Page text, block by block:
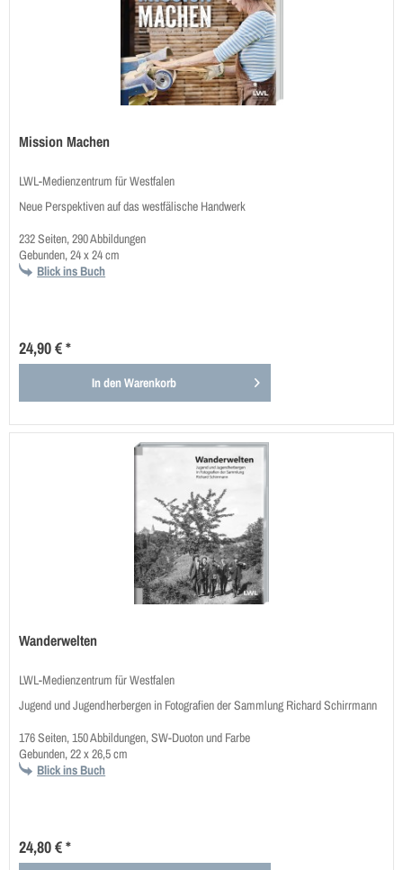
Mission Machen
LWL-Medienzentrum für Westfalen
Neue Perspektiven auf das westfälische Handwerk
232 Seiten, 290 Abbildungen
Gebunden, 24 x 24 cm
Blick ins Buch
24,90 € *
In denWarenkorb
Wanderwelten
LWL-Medienzentrum für Westfalen
Jugend und Jugendherbergen in Fotografien der Sammlung Richard Schirrmann
176 Seiten, 150 Abbildungen, SW-Duoton und Farbe
Gebunden, 22 x 26,5 cm
Blick ins Buch
24,80 € *